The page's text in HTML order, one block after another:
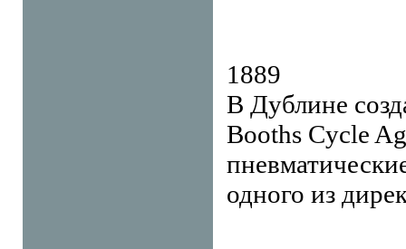
1889
В Дублине
Booths Cycle
одного из